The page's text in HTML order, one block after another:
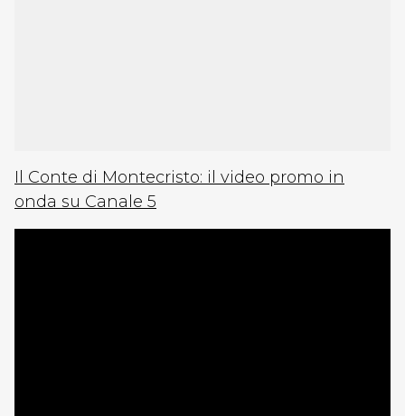
Il Conte di Montecristo: il video promo in
onda su Canale 5